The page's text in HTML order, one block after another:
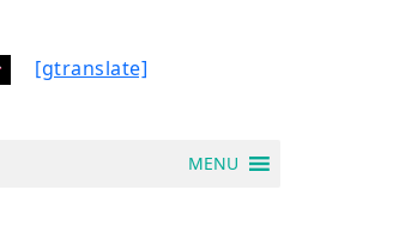
[gtranslate]
MENU